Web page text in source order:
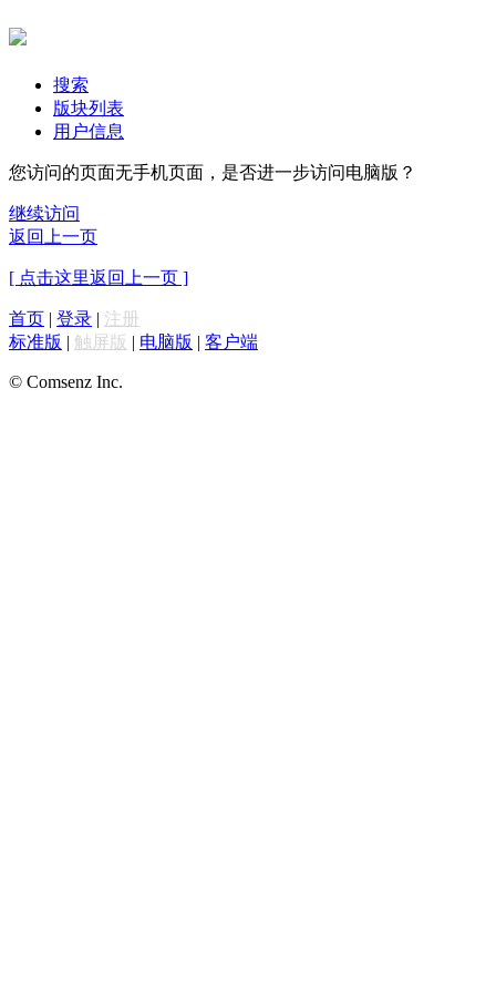
搜索
版块列表
用户信息
您访问的页面无手机页面，是否进一步访问电脑版？
继续访问
返回上一页
[ 点击这里返回上一页 ]
首页 | 登录 | 注册
标准版 | 触屏版 | 电脑版 | 客户端
© Comsenz Inc.